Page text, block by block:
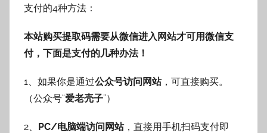
支付的4种方法：
本站购买提取码需要从微信进入网站才可用微信支
付，下面是支付的几种办法！
1、如果你是通过公众号访问网站，可直接购买。
（公众号“爱老壳子”）
2、 PC/电脑端访问网站，直接用手机扫码支付即